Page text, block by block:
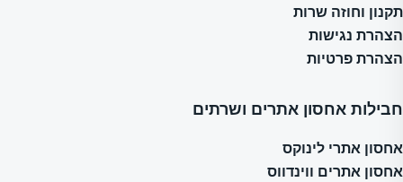
תקנון וחוזה שרות
הצהרת נגישות
הצהרת פרטיות
חבילות אחסון אתרים ושרתים
אחסון אתרי לינוקס
אחסון אתרים ווינדווס